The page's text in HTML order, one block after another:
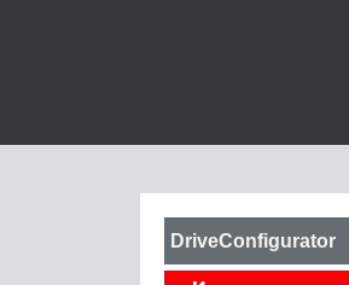
DriveConfigurator